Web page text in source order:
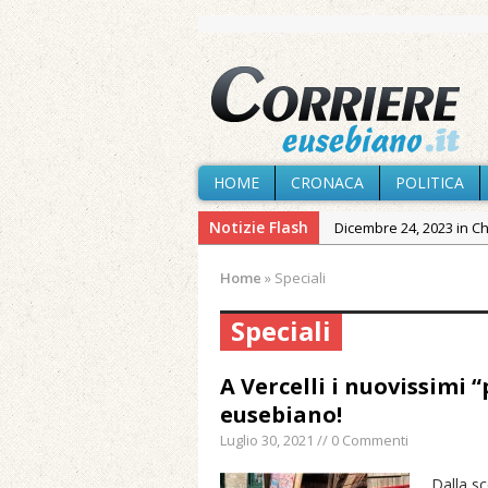
HOME CRONACA POLITICA
Notizie Flash Dicembre 24, 2023 in
Agosto 7, 2026 in
Agosto 6, 2026 in
Home » Speciali
Speciali
A Vercelli i nuovissimi
eusebiano!
Luglio 30, 2021 // 0 Commenti